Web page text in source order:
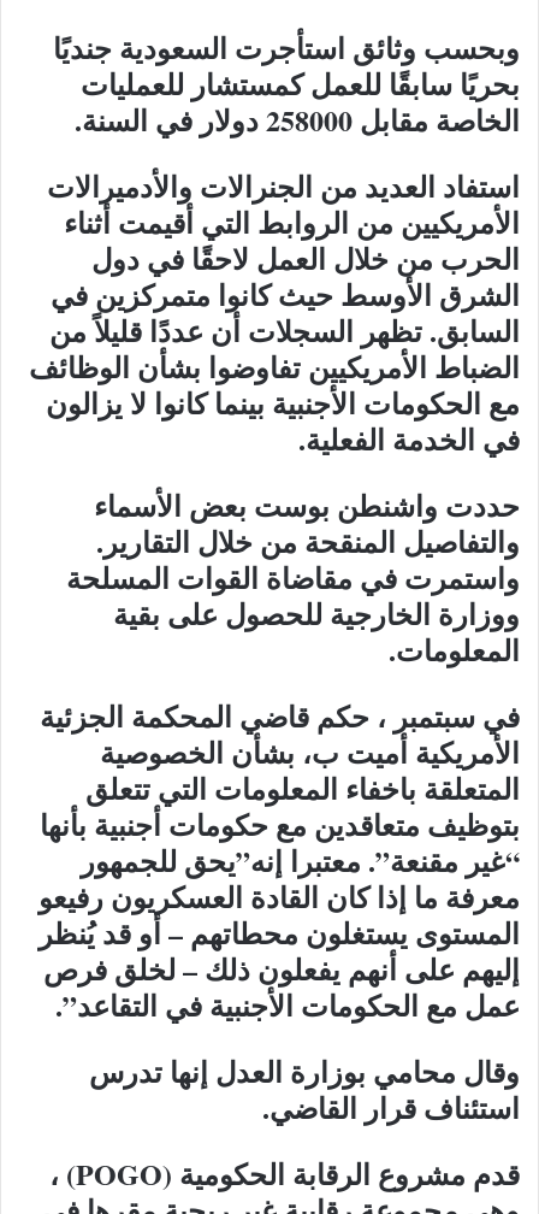
وبحسب وثائق استأجرت السعودية جنديًا
بحريًا سابقًا للعمل كمستشار للعمليات
الخاصة مقابل 258000 دولار في السنة.
استفاد العديد من الجنرالات والأدميرالات
الأمريكيين من الروابط التي أقيمت أثناء
الحرب من خلال العمل لاحقًا في دول
الشرق الأوسط حيث كانوا متمركزين في
السابق. تظهر السجلات أن عددًا قليلاً من
الضباط الأمريكيين تفاوضوا بشأن الوظائف
مع الحكومات الأجنبية بينما كانوا لا يزالون
في الخدمة الفعلية.
حددت واشنطن بوست بعض الأسماء
والتفاصيل المنقحة من خلال التقارير.
واستمرت في مقاضاة القوات المسلحة
ووزارة الخارجية للحصول على بقية
المعلومات.
في سبتمبر ، حكم قاضي المحكمة الجزئية
الأمريكية أميت ب، بشأن الخصوصية
المتعلقة باخفاء المعلومات التي تتعلق
بتوظيف متعاقدين مع حكومات أجنبية بأنها
“غير مقنعة”. معتبرا إنه”يحق للجمهور
معرفة ما إذا كان القادة العسكريون رفيعو
المستوى يستغلون محطاتهم – أو قد يُنظر
إليهم على أنهم يفعلون ذلك – لخلق فرص
عمل مع الحكومات الأجنبية في التقاعد”.
وقال محامي بوزارة العدل إنها تدرس
استئناف قرار القاضي.
قدم مشروع الرقابة الحكومية (POGO) ،